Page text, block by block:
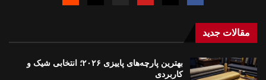
مقالات جدید
بهترین پارچه‌های پاییزی ۲۰۲۶؛ انتخابی شیک و
کاربردی